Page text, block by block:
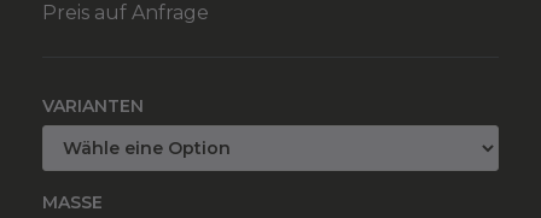
Preis auf Anfrage
VARIANTEN
MASSE